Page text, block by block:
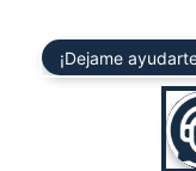
¡Dejame